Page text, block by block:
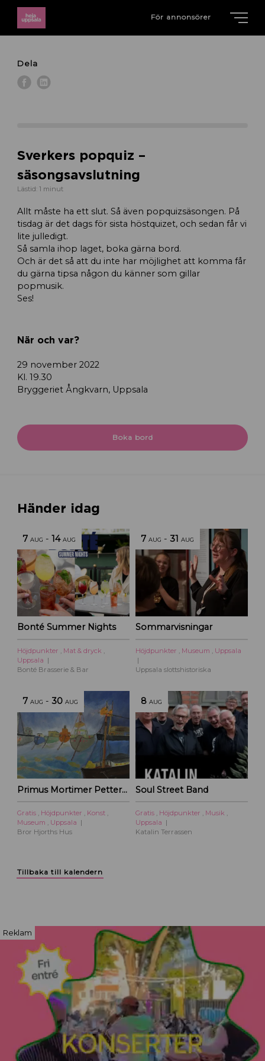
För annonsörer
Dela
Sverkers popquiz –
säsongsavslutning
Lästid: 1 minut
Allt måste ha ett slut. Så även popquizsäsongen. På
tisdag är det dags för sista höstquizet, och sedan får vi
lite julledigt.
Så samla ihop laget, boka gärna bord.
Och är det så att du inte har möjlighet att komma får
du gärna tipsa någon du känner som gillar
popmusik.
Ses!
När och var?
29 november 2022
Kl. 19.30
Bryggeriet Ångkvarn, Uppsala
Boka bord
Händer idag
7 AUG -14 AUG
Bonté Summer Nights
Höjdpunkter Mat & dryck
Uppsala
Bonté Brasserie & Bar
7 AUG -31 AUG
Sommarvisningar
Höjdpunkter Museum Uppsala
Uppsala slottshistoriska
7 AUG -30 AUG
Primus Mortimer Pettersson
Gratis , Höjdpunkter , Konst ,
Museum , Uppsala
Bror Hjorths Hus
8 AUG
Soul Street Band
Gratis , Höjdpunkter , Musik ,
Uppsala
Katalin Terrassen
Tillbaka till kalendern
Reklam